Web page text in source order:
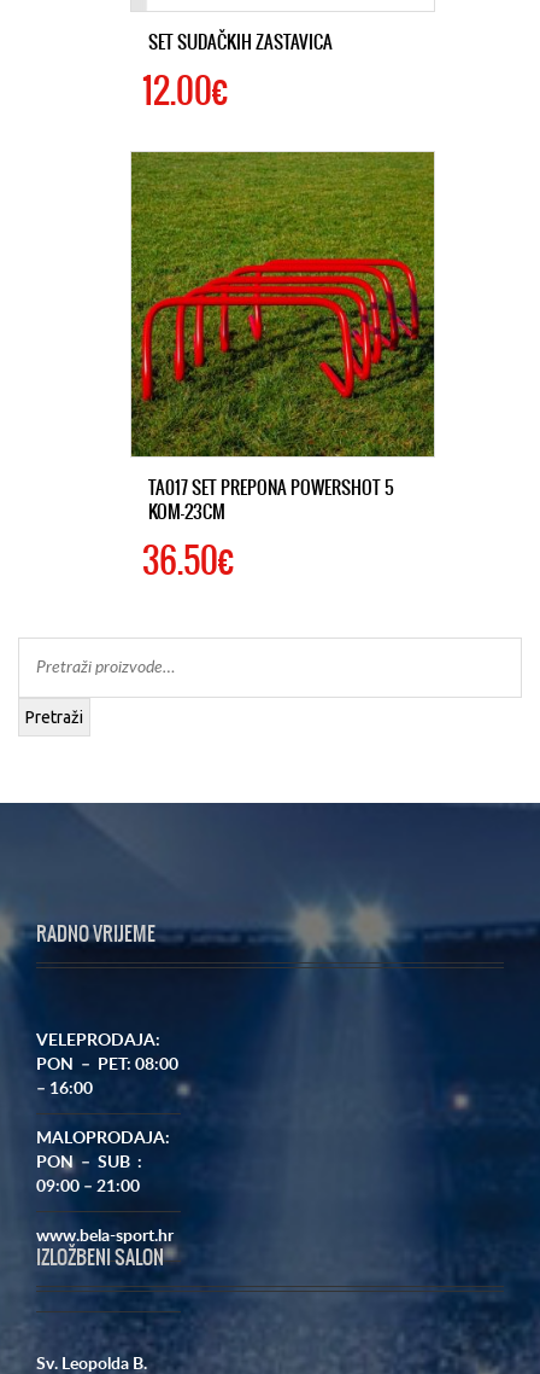
SET SUDAČKIH ZASTAVICA
12.00€
TA017 SET PREPONA POWERSHOT 5
KOM-23CM
36.50€
Pretraži
RADNO VRIJEME
VELEPRODAJA:
PON – PET: 08:00
– 16:00
MALOPRODAJA:
PON – SUB :
09:00 – 21:00
www.bela-sport.hr
IZLOŽBENI SALON
Sv. Leopolda B.